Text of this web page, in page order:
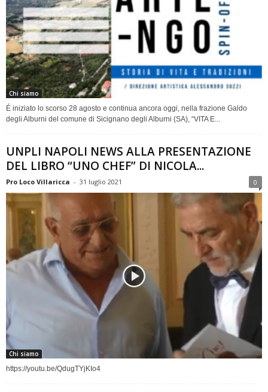
Chi siamo
É iniziato lo scorso 28 agosto e continua ancora oggi, nella frazione Galdo
degli Alburni del comune di Sicignano degli Alburni (SA), “VITA E...
UNPLI NAPOLI NEWS ALLA PRESENTAZIONE
DEL LIBRO “UNO CHEF” DI NICOLA...
Pro Loco Villaricca - 31 luglio 2021 0
Chi siamo
https://youtu.be/QdugTYjKIo4